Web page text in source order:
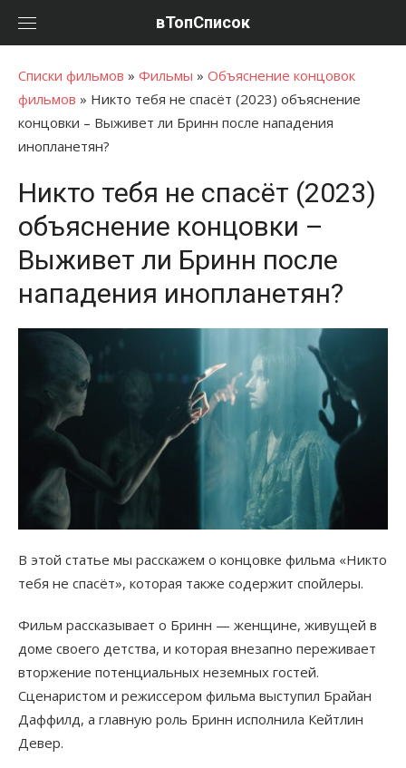
вТопСписок
Списки фильмов » Фильмы » Объяснение концовок
фильмов » Никто тебя не спасёт (2023) объяснение
концовки – Выживет ли Бринн после нападения
инопланетян?
Никто тебя не спасёт (2023)
объяснение концовки –
Выживет ли Бринн после
нападения инопланетян?
В этой статье мы расскажем о концовке фильма «Никто
тебя не спасёт», которая также содержит спойлеры.
Фильм рассказывает о Бринн — женщине, живущей в
доме своего детства, и которая внезапно переживает
вторжение потенциальных неземных гостей.
Сценаристом и режиссером фильма выступил Брайан
Даффилд, а главную роль Бринн исполнила Кейтлин
Девер.